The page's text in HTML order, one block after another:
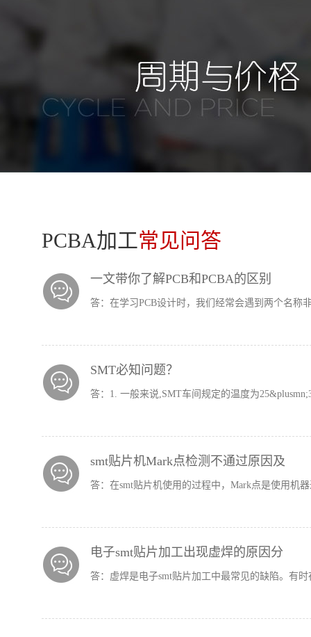
PCBA加工常见问答
一文带你了解PCB和PCBA的区别
答： 在学习PCB设计时，我们经常会遇到两个名称
SMT必知问题？
答： 1. 一般来说,SMT车间规定的温度为
smt贴片机Mark点检测不通过原因及
答： 在smt贴片机使用的过程中，Mark点是使用机
电子smt贴片加工出现虚焊的原因分
答： 虚焊是电子smt贴片加工中最常见的缺陷。有